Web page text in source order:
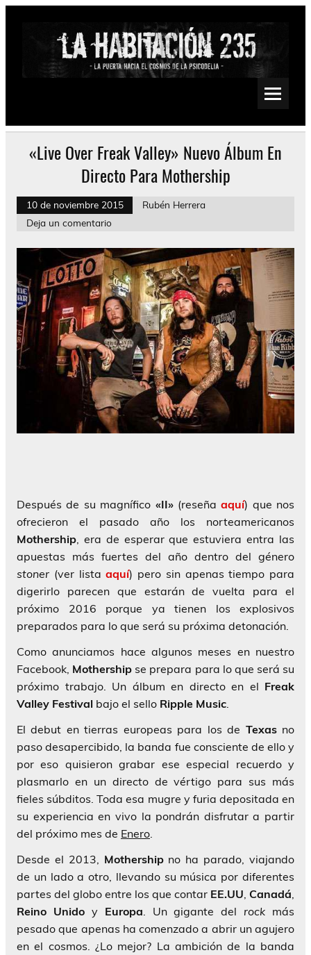
Saltar
Psychedelic, Stoner, Doom, Sludge, Fuzz, Space, Drone
«Live Over Freak Valley» Nuevo Álbum En
Directo Para Mothership
10 de noviembre 2015
Rubén Herrera
Deja un comentario
Después de su magnífico «II»(reseñaaquí) que nos
ofrecieron el pasado año los norteamericanos
Mothership , era de esperar que estuviera entra las
apuestas más fuertes del año dentro del género
stoner (ver listaaquí) pero sin apenas tiempo para
digerirlo parecen que estarán de vuelta para el
próximo 2016 porque ya tienen los explosivos
preparados para lo que será su próxima detonación.
Como anunciamos hace algunos meses en nuestro
Facebook, Mothership se prepara para lo que será su
próximo trabajo. Un álbum en directo en el Freak
Valley Festival bajo el sello Ripple Music
El debut en tierras europeas para los de Texasno
paso desapercibido, la banda fue consciente de ello y
por eso quisieron grabar ese especial recuerdo y
plasmarlo en un directo de vértigo para sus más
fieles súbditos. Toda esa mugre y furia depositada en
su experiencia en vivo la pondrán disfrutar a partir
del próximo mes de Enero
Desde el 2013, Mothershipno ha parado, viajando
de un lado a otro, llevando su música por diferentes
partes del globo entre los que contar EE.UU Canadá
Reino Unidoy Europa . Un gigante del rock más
pesado que apenas ha comenzado a abrir un agujero
en el cosmos. ¿Lo mejor? La ambición de la banda